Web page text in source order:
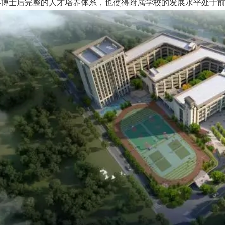
士后完整的人才培养体系，也使得附属学校的发展水平处于